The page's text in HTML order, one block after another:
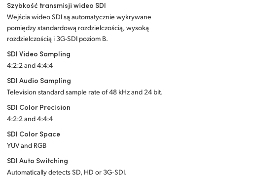
Szybkość transmisji wideo SDI
Wejścia wideo SDI są automatycznie wykrywane
pomiędzy standardową rozdzielczością, wysoką
rozdzielczością i 3G-SDI poziom B.
SDI Video Sampling
4:2:2 and 4:4:4
SDI Audio Sampling
Television standard sample rate of 48 kHz and 24 bit.
SDI Color Precision
4:2:2 and 4:4:4
SDI Color Space
YUV and RGB
SDI Auto Switching
Automatically detects SD, HD or 3G‑SDI.